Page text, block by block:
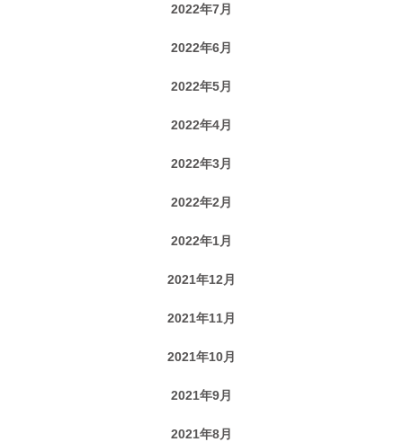
2022年7月
2022年6月
2022年5月
2022年4月
2022年3月
2022年2月
2022年1月
2021年12月
2021年11月
2021年10月
2021年9月
2021年8月